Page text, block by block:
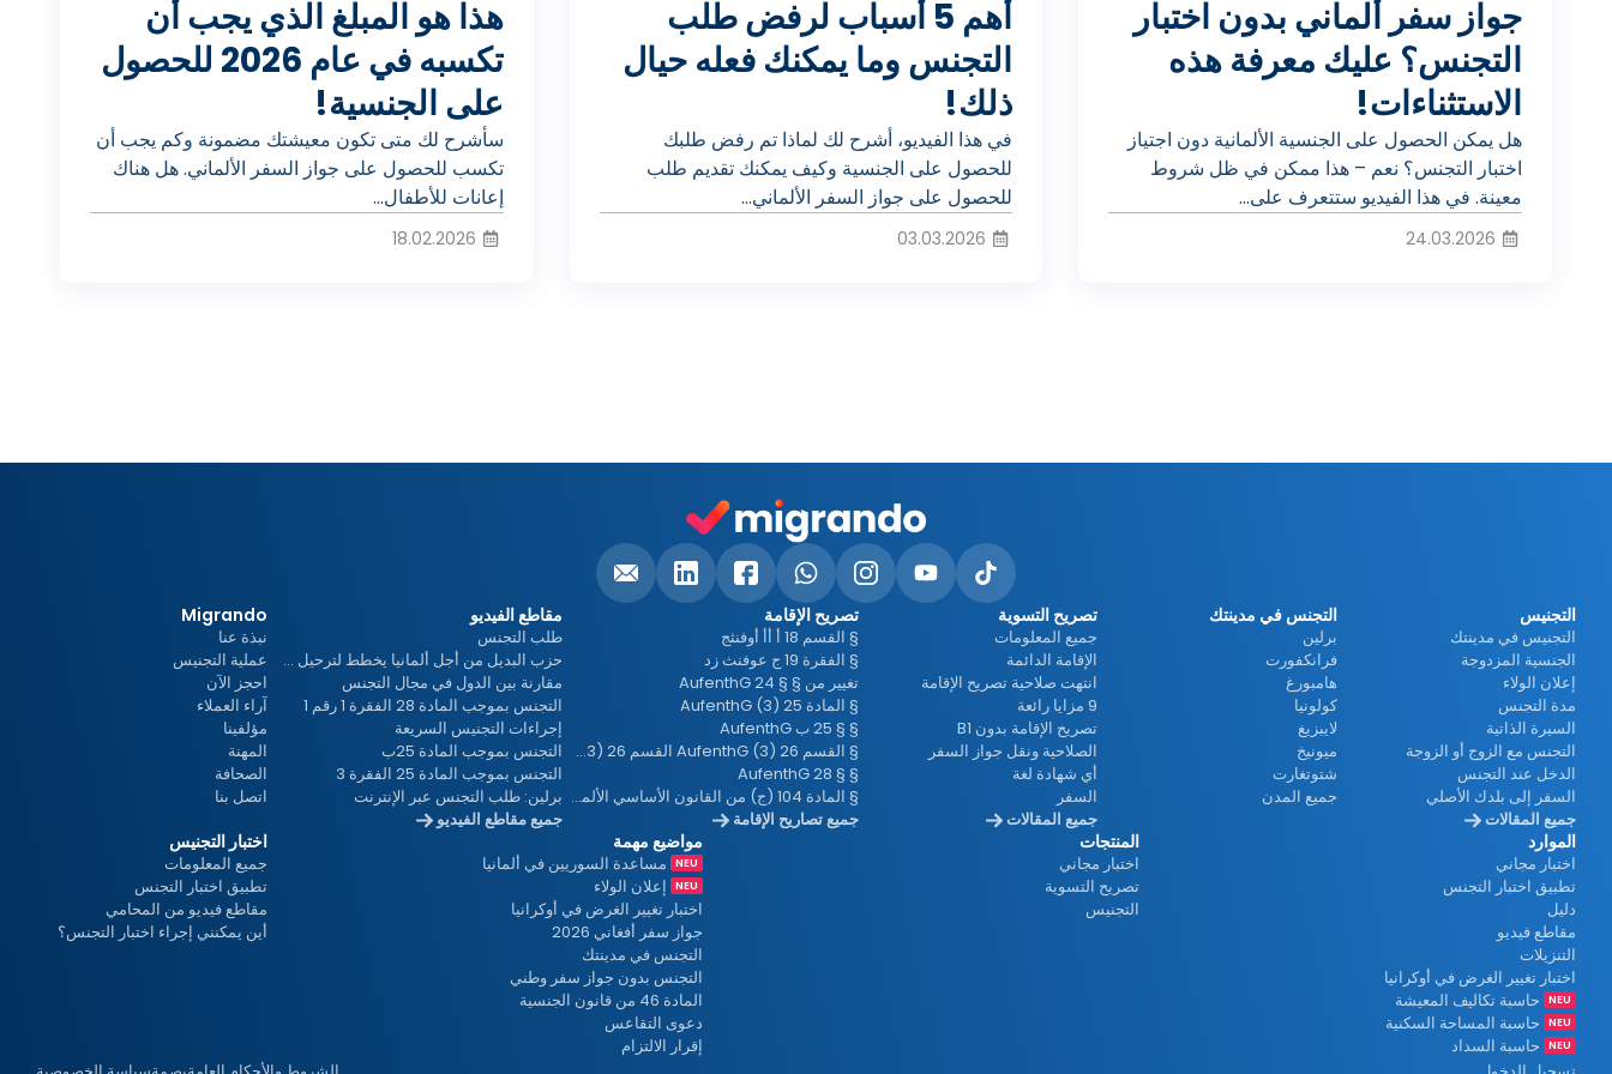
ي
ل
ا
ف
د
و
جواز سفر ألماني بدون اختبار
التجنس؟ عليك معرفة هذه
الاستثناءات!
هل يمكن الحصول على الجنسية الألمانية دون اجتياز
اختبار التجنس؟ نعم – هذا ممكن في ظل شروط
معينة. في هذا الفيديو ستتعرف على...
24.03.2026
ي
ل
ا
ف
ي
د
ي
و
أهم 5 أسباب لرفض طلب
التجنس وما يمكنك فعله حيال
ذلك!
في هذا الفيديو، أشرح لك لماذا تم رفض طلبك
للحصول على الجنسية وكيف يمكنك تقديم طلب
للحصول على جواز السفر الألماني...
03.03.2026
ي
ل
ا
ف
د
ي
و
هذا هو المبلغ الذي يجب أن
تكسبه في عام 2026 للحصول
على الجنسية!
سأشرح لك متى تكون معيشتك مضمونة وكم يجب أن
تكسب للحصول على جواز السفر الألماني. هل هناك
إعانات للأطفال...
18.02.2026
التجنيس
التجنيس في مدينتك
الجنسية المزدوجة
إعلان الولاء
مدة التجنس
السيرة الذاتية
التجنس مع الزوج أو الزوجة
الدخل عند التجنس
السفر إلى بلدك الأصلي
جميع المقالات
التجنس في مدينتك
برلين
فرانكفورت
هامبورغ
كولونيا
لايبزيغ
ميونيخ
شتوتغارت
جميع المدن
تصريح التسوية
جميع المعلومات
الإقامة الدائمة
انتهت صلاحية تصريح الإقامة
9 مزايا رائعة
تصريح الإقامة بدون B1
الصلاحية ونقل جواز السفر
أي شهادة لغة
السفر
جميع المقالات
تصريح الإقامة
§ القسم 18 أ أأ أوفنثج
§ الفقرة 19 ج عوفنث زد
تغيير من § § 24 AufenthG
§ المادة 25 (3) AufenthG
§ § 25 ب AufenthG
§ القسم 26 (3) AufenthG القسم 26 (3) AufenthG
§ § 28 AufenthG
§ المادة 104 (ج) من القانون الأساسي الألماني
جميع تصاريح الإقامة
مقاطع الفيديو
طلب التجنس
حزب البديل من أجل ألمانيا يخطط لترحيل جماعي
مقارنة بين الدول في مجال التجنس
التجنس بموجب المادة 28 الفقرة 1 رقم 1
إجراءات التجنيس السريعة
التجنس بموجب المادة 25ب
التجنس بموجب المادة 25 الفقرة 3
برلين: طلب التجنس عبر الإنترنت
جميع مقاطع الفيديو
Migrando
نبذة عنا
عملية التجنيس
احجز الآن
آراء العملاء
مؤلفينا
المهنة
الصحافة
اتصل بنا
الموارد
اختبار مجاني
تطبيق اختبار التجنس
دليل
مقاطع فيديو
التنزيلات
اختبار تغيير الغرض في أوكرانيا
حاسبة تكاليف المعيشة
حاسبة المساحة السكنية
حاسبة السداد
المنتجات
اختبار مجاني
تصريح التسوية
التجنيس
مواضيع مهمة
مساعدة السوريين في ألمانيا
إعلان الولاء
اختبار تغيير الغرض في أوكرانيا
جواز سفر أفغاني 2026
التجنس في مدينتك
التجنس بدون جواز سفر وطني
المادة 46 من قانون الجنسية
دعوى التقاعس
إقرار الالتزام
اختبار التجنيس
جميع المعلومات
تطبيق اختبار التجنس
مقاطع فيديو من المحامي
أين يمكنني إجراء اختبار التجنس؟